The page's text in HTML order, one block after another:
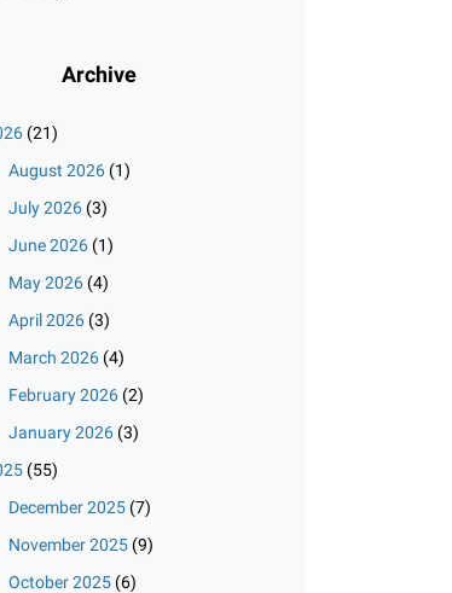
Archive
(21)
August 2026 (1)
July 2026 (3)
June 2026 (1)
May 2026 (4)
April 2026 (3)
March 2026 (4)
February 2026 (2)
January 2026 (3)
(55)
December 2025 (7)
November 2025 (9)
October 2025 (6)